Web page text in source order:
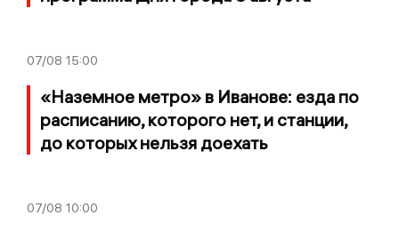
07/08 15:00
«Наземное метро» в Иванове: езда по
расписанию, которого нет, и станции,
до которых нельзя доехать
07/08 10:00